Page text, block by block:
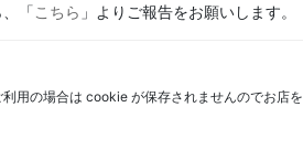
「こちら 」よりご報告をお願いします。
用の場合は cookie が保存されませんのでお店を